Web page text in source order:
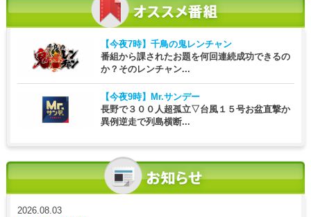
【今夜7時】 千鳥の鬼レンチャン
番組から課されたお題を何回連続成功できるの
か？そのレンチャン...
【今夜9時】
Mr.サンデー
長野で３００人超孤立▽台風１５号お盆直撃か
異例逆走で列島横断...
2026.08.03